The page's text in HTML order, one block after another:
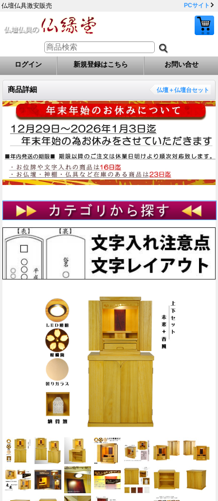
仏壇仏具激安販売 PCサイト
ログイン 新規登録はこちら お問い合せ
商品詳細 仏壇＋仏壇台セット